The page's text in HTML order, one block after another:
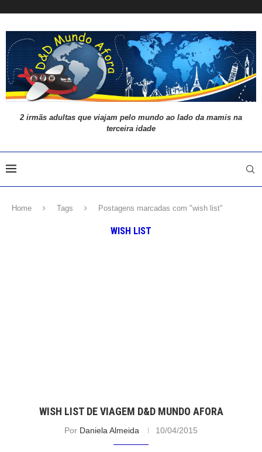
2 irmãs adultas que viajam pelo mundo ao lado da mamis na
terceira idade
Home Tags Postagens marcadas com "wish list"
WISH LIST
WISH LIST DE VIAGEM D&D MUNDO AFORA
Por Daniela Almeida 10/04/2015